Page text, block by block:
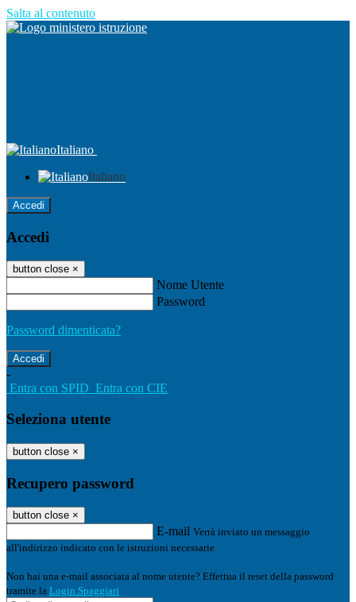
Salta al contenuto
Italiano
Italiano
Accedi
Accedi
button close ×
Nome Utente
Password
Password dimenticata?
-
Entra con SPID Entra con CIE
Seleziona utente
button close ×
Recupero password
button close ×
E-mail Verrà inviato un messaggio
all'indirizzo indicato con le istruzioni necessarie.
Non hai una e-mail associata al nome utente? Effettua il reset della password
tramite la Login Spaggiari